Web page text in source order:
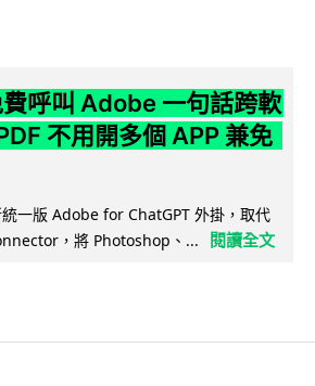
呼叫 Adobe 一句話跨軟
不用開多個 APP 兼免
一版 Adobe for ChatGPT 外掛，取代
，將 Photoshop、...
閱讀全文